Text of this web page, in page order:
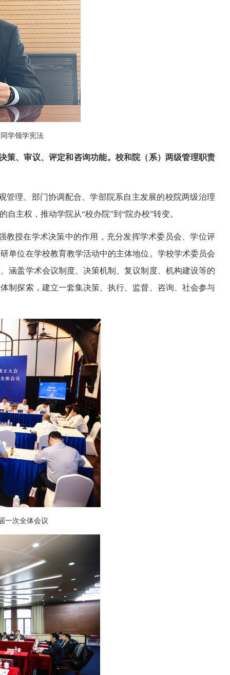
学领学宪法
策、审议、评定和咨询功能。校和院（系）两级管理职责
管理、部门协调配合、学部院系自主发展的校院两级治理
主权，推动学院从“校办院”到“院办校”转变。
教授在学术决策中的作用，充分发挥学术委员会、学位评
单位在学校教育教学活动中的主体地位。学校学术委员会
涵盖学术会议制度、决策机制、复议制度、机构建设等的
制探索，建立一套集决策、执行、监督、咨询、社会参与
一次全体会议